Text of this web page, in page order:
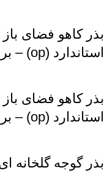
استاندارد (op) – برند فلات Flat
بذر کاهو فضای باز
استاندارد (op) – برند سمینس Seminis